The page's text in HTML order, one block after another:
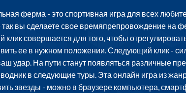
ферма - это спортивная игра для всех
так вы сделаете свое времяпрепровождение на
клик совершается для того, чтобы
ее в нужном положении. Следующий клик -
удар. На пути станут появляться различные
в следующие туры. Эта онлайн игра из
звезды - можно в браузере компьютера,